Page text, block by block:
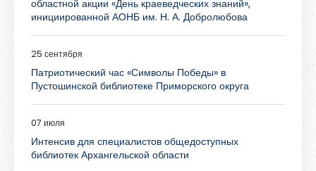
областной акции «День краеведческих знаний»,
инициированной АОНБ им. Н. А. Добролюбова
25 сентября
Патриотический час «Символы Победы» в
Пустошинской библиотеке Приморского округа
07 июля
Интенсив для специалистов общедоступных
библиотек Архангельской области